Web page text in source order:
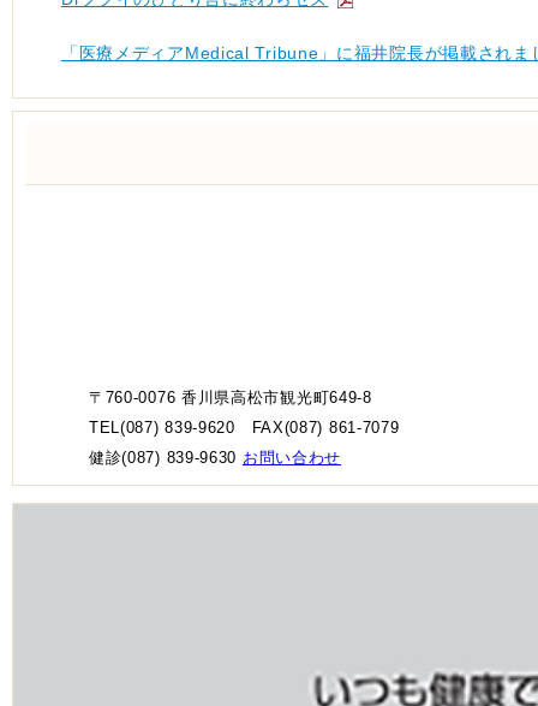
「医療メディアMedical Tribune」に福井院長が掲載されま
〒760-0076 香川県高松市観光町649-8
TEL(087) 839-9620 FAX(087) 861-7079
健診(087) 839-9630 お問い合わせ